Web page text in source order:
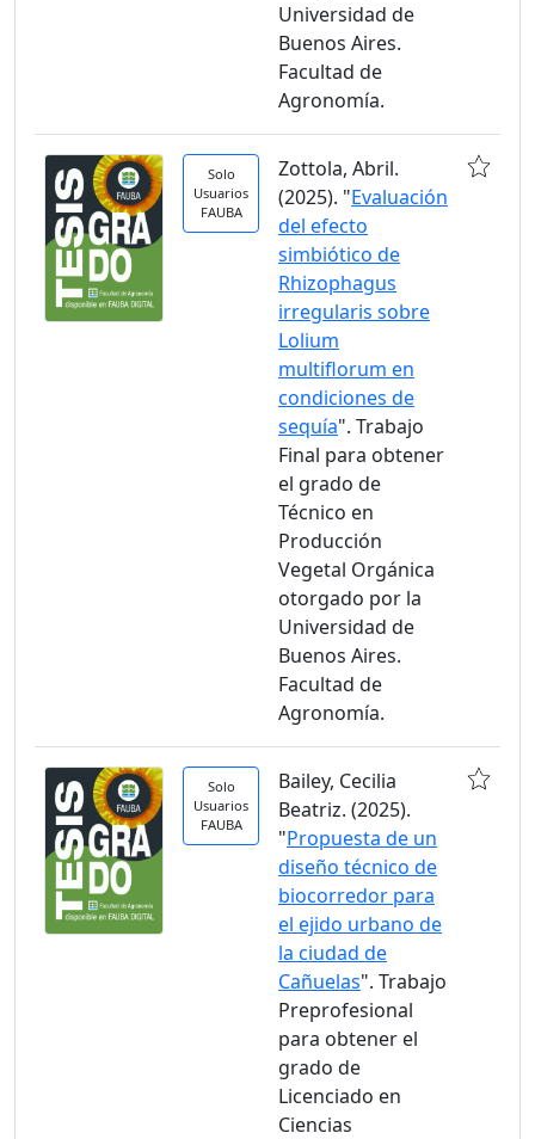
Universidad de
Buenos Aires.
Facultad de
Agronomía.
Solo
Usuarios
FAUBA
Zottola, Abril.
(2025). "Evaluación
del efecto
simbiótico de
Rhizophagus
irregularis sobre
Lolium
multiflorum en
condiciones de
sequía". Trabajo
Final para obtener
el grado de
Técnico en
Producción
Vegetal Orgánica
otorgado por la
Universidad de
Buenos Aires.
Facultad de
Agronomía.
Solo
Usuarios
FAUBA
Bailey, Cecilia
Beatriz. (2025).
"Propuesta de un
diseño técnico de
biocorredor para
el ejido urbano de
la ciudad de
Cañuelas". Trabajo
Preprofesional
para obtener el
grado de
Licenciado en
Ciencias